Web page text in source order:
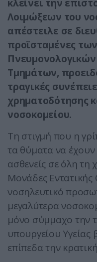
κλείνει την
Λοιμώξεων του
απέστειλε σε
προϊσταμένες
Τμημάτων,
τραγικές
χρηματοδότησης
νοσοκομείου.
Τη στιγμή που η
τα θύματα να έχουν
ασθενείς σε όλη τη
Μονάδες Εντατικής
νοσηλευτικό
μεγαλύτερα
μόνο σύμμαχο την
υπουργείου Υγείας
επίπεδα την